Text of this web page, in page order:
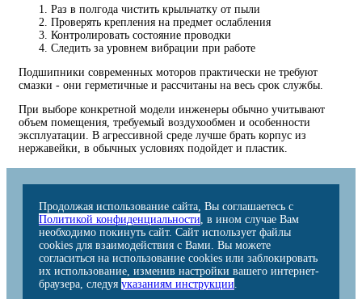
Раз в полгода чистить крыльчатку от пыли
Проверять крепления на предмет ослабления
Контролировать состояние проводки
Следить за уровнем вибрации при работе
Подшипники современных моторов практически не требуют
смазки - они герметичные и рассчитаны на весь срок службы.
При выборе конкретной модели инженеры обычно учитывают
объем помещения, требуемый воздухообмен и особенности
эксплуатации. В агрессивной среде лучше брать корпус из
нержавейки, в обычных условиях подойдет и пластик.
Продолжая использование сайта, Вы соглашаетесь с
Политикой конфиденциальности, в ином случае Вам
необходимо покинуть сайт. Сайт использует файлы
cookies для взаимодействия с Вами. Вы можете
согласиться на использование cookies или заблокировать
их использование, изменив настройки вашего интернет-
браузера, следуя указаниям инструкции.